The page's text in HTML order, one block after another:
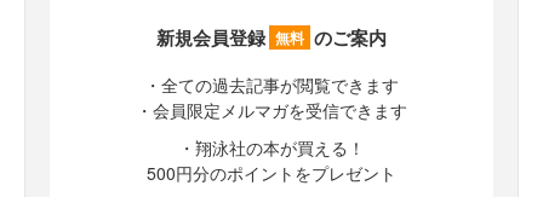
新規会員登録 無料 のご案内
・全ての過去記事が閲覧できます
・会員限定メルマガを受信できます
・翔泳社の本が買える！
500円分のポイントをプレゼント